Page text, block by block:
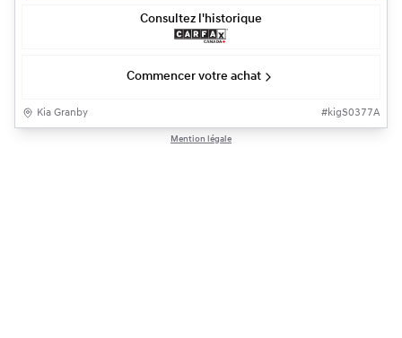
Consultez l'historique
Commencer votre achat
Kia Granby #kigS0377A
Mention légale